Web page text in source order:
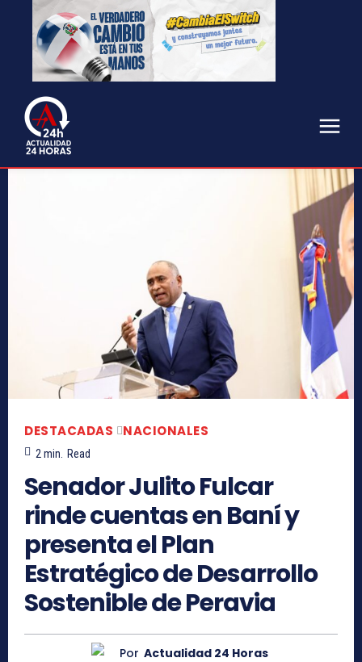
DESTACADAS NACIONALES
2min. Read
Senador Julito Fulcar
rinde cuentas en Baní y
presenta el Plan
Estratégico de Desarrollo
Sostenible de Peravia
Por Actualidad 24 Horas